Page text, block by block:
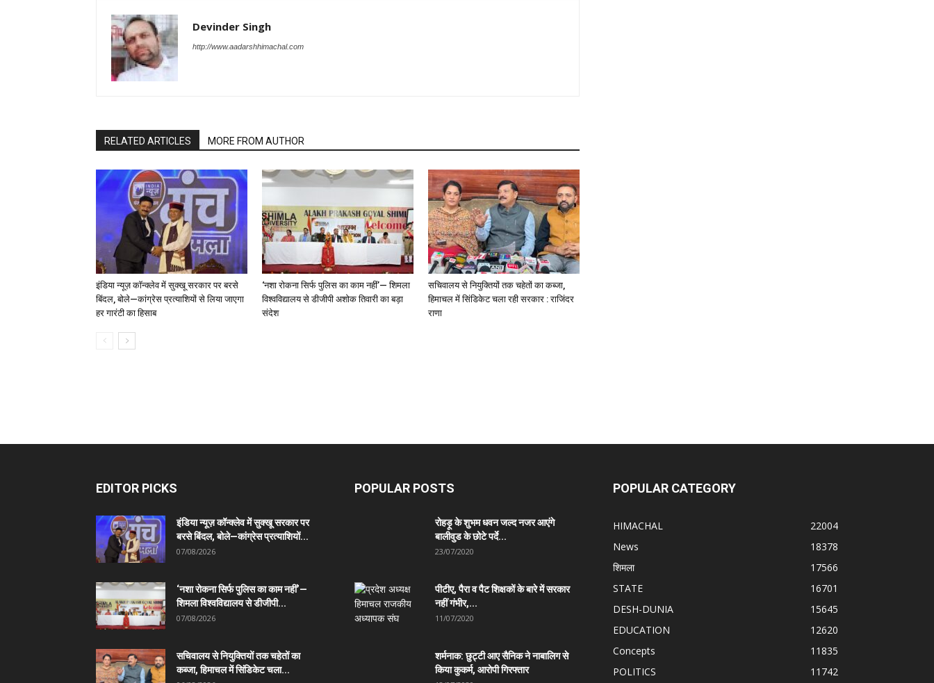
Devinder Singh
http://www.aadarshhimachal.com
RELATED ARTICLES MORE FROM AUTHOR
इंडिया न्यूज़ कॉन्क्लेव में सुक्खू सरकार पर बरसे
बिंदल, बोले—कांग्रेस प्रत्याशियों से लिया जाएगा
हर गारंटी का हिसाब
‘नशा रोकना सिर्फ पुलिस का काम नहीं’— शिमला
विश्वविद्यालय से डीजीपी अशोक तिवारी का बड़ा
संदेश
सचिवालय से नियुक्तियों तक चहेतों का कब्जा,
हिमाचल में सिंडिकेट चला रही सरकार : राजिंदर
राणा
EDITOR PICKS
इंडिया न्यूज़ कॉन्क्लेव में सुक्खू सरकार पर
बरसे बिंदल, बोले—कांग्रेस प्रत्याशियों...
07/08/2026
‘नशा रोकना सिर्फ पुलिस का काम नहीं’—
शिमला विश्वविद्यालय से डीजीपी...
07/08/2026
सचिवालय से नियुक्तियों तक चहेतों का
कब्जा, हिमाचल में सिंडिकेट चला...
POPULAR POSTS
रोहड़ू के शुभम धवन जल्द नजर आएंगे
बालीवुड के छोटे पर्दे...
23/07/2020
पीटीए, पैरा व पैट शिक्षकों के बारे में सरकार
नहीं गंभीर,...
11/07/2020
शर्मनाक: छुट्टी आए सैनिक ने नाबालिग से
किया कुकर्म, आरोपी गिरफ्तार
POPULAR CATEGORY
HIMACHAL
22004
News
18378
शिमला
17566
STATE
16701
DESH-DUNIA
15645
EDUCATION
12620
Concepts
11835
POLITICS
11742